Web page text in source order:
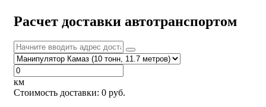
Расчет доставки автотранспортом
км
Стоимость доставки: 0 руб.